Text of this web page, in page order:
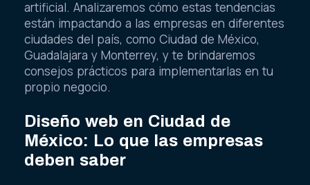
artificial. Analizaremos cómo estas tendencias
están impactando a las empresas en diferentes
ciudades del país, como Ciudad de México,
Guadalajara y Monterrey, y te brindaremos
consejos prácticos para implementarlas en tu
propio negocio.
Diseño web en Ciudad de
México: Lo que las empresas
deben saber